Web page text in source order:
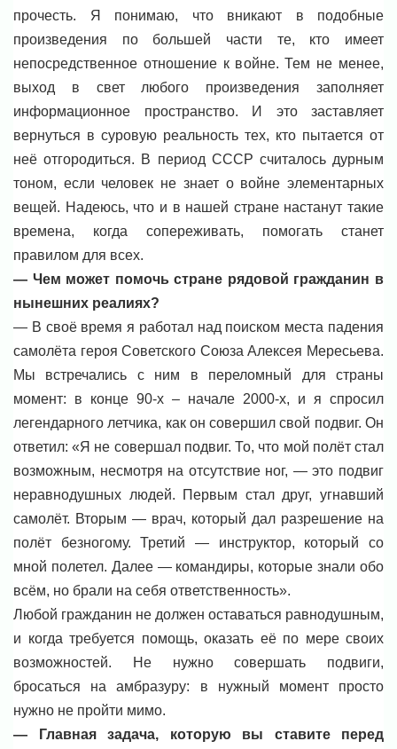
прочесть. Я понимаю, что вникают в подобные
произведения по большей части те, кто имеет
непосредственное отношение к войне. Тем не менее,
выход в свет любого произведения заполняет
информационное пространство. И это заставляет
вернуться в суровую реальность тех, кто пытается от
неё отгородиться. В период СССР считалось дурным
тоном, если человек не знает о войне элементарных
вещей. Надеюсь, что и в нашей стране настанут такие
времена, когда сопереживать, помогать станет
правилом для всех.
— Чем может помочь стране рядовой гражданин в
нынешних реалиях?
— В своё время я работал над поиском места падения
самолёта героя Советского Союза Алексея Мересьева.
Мы встречались с ним в переломный для страны
момент: в конце 90-х – начале 2000-х, и я спросил
легендарного летчика, как он совершил свой подвиг. Он
ответил: «Я не совершал подвиг. То, что мой полёт стал
возможным, несмотря на отсутствие ног, — это подвиг
неравнодушных людей. Первым стал друг, угнавший
самолёт. Вторым — врач, который дал разрешение на
полёт безногому. Третий — инструктор, который со
мной полетел. Далее — командиры, которые знали обо
всём, но брали на себя ответственность».
Любой гражданин не должен оставаться равнодушным,
и когда требуется помощь, оказать её по мере своих
возможностей. Не нужно совершать подвиги,
бросаться на амбразуру: в нужный момент просто
нужно не пройти мимо.
— Главная задача, которую вы ставите перед